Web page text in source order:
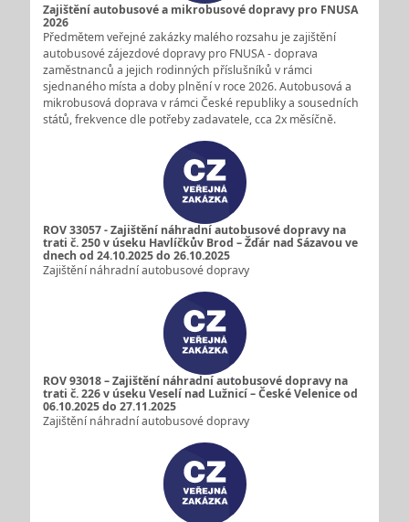
Zajištění autobusové a mikrobusové dopravy pro FNUSA
2026
Předmětem veřejné zakázky malého rozsahu je zajištění
autobusové zájezdové dopravy pro FNUSA - doprava
zaměstnanců a jejich rodinných příslušníků v rámci
sjednaného místa a doby plnění v roce 2026. Autobusová a
mikrobusová doprava v rámci České republiky a sousedních
států, frekvence dle potřeby zadavatele, cca 2x měsíčně.
ROV 33057 - Zajištění náhradní autobusové dopravy na
trati č. 250 v úseku Havlíčkův Brod – Žďár nad Sázavou ve
dnech od 24.10.2025 do 26.10.2025
Zajištění náhradní autobusové dopravy
ROV 93018 – Zajištění náhradní autobusové dopravy na
trati č. 226 v úseku Veselí nad Lužnicí – České Velenice od
06.10.2025 do 27.11.2025
Zajištění náhradní autobusové dopravy